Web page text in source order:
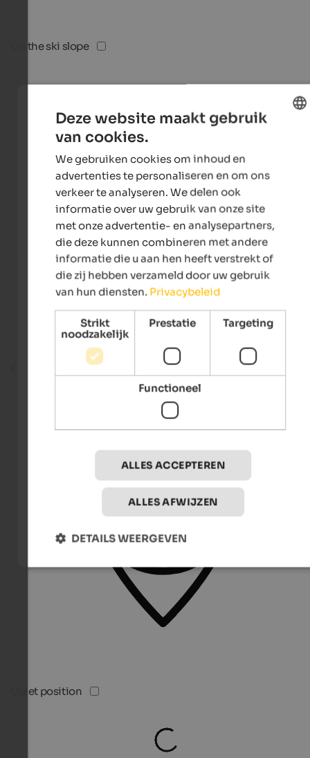
On the ski slope
Quiet position
Deze website maakt gebruik
van cookies.
We gebruiken cookies om inhoud en
advertenties te personaliseren en om ons
verkeer te analyseren. We delen ook
informatie over uw gebruik van onze site
met onze advertentie- en analysepartners,
die deze kunnen combineren met andere
informatie die u aan hen heeft verstrekt of
die zij hebben verzameld door uw gebruik
van hun diensten. Privacybeleid
Strikt
noodzakelijk
Prestatie Targeting
Functioneel
ALLES ACCEPTEREN
ALLES AFWIJZEN
DETAILS WEERGEVEN